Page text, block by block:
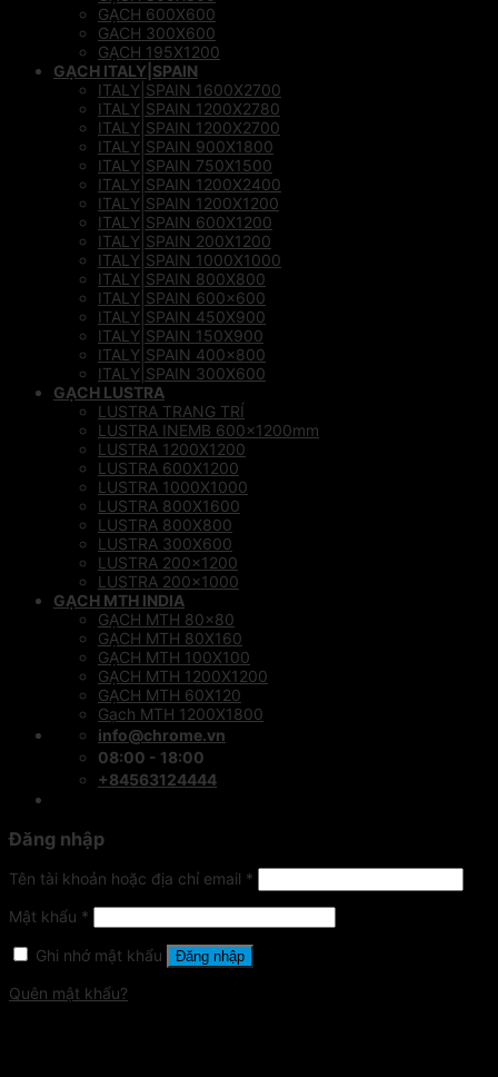
GẠCH 600X600
GACH 300X600
GẠCH 195X1200
GẠCH ITALY|SPAIN
ITALY|SPAIN 1600X2700
ITALY|SPAIN 1200X2780
ITALY|SPAIN 1200X2700
ITALY|SPAIN 900X1800
ITALY|SPAIN 750X1500
ITALY|SPAIN 1200X2400
ITALY|SPAIN 1200X1200
ITALY|SPAIN 600X1200
ITALY|SPAIN 200X1200
ITALY|SPAIN 1000X1000
ITALY|SPAIN 800X800
ITALY|SPAIN 600×600
ITALY|SPAIN 450X900
ITALY|SPAIN 150X900
ITALY|SPAIN 400×800
ITALY|SPAIN 300X600
GẠCH LUSTRA
LUSTRA TRANG TRÍ
LUSTRA INEMB 600x1200mm
LUSTRA 1200X1200
LUSTRA 600X1200
LUSTRA 1000X1000
LUSTRA 800X1600
LUSTRA 800X800
LUSTRA 300X600
LUSTRA 200×1200
LUSTRA 200×1000
GẠCH MTH INDIA
GẠCH MTH 80×80
GẠCH MTH 80X160
GẠCH MTH 100X100
GẠCH MTH 1200X1200
GẠCH MTH 60X120
Gạch MTH 1200X1800
info@chrome.vn
08:00 - 18:00
+84563124444
Đăng nhập
Tên tài khoản hoặc địa chỉ email *
Mật khẩu *
Ghi nhớ mật khẩu Đăng nhập
Quên mật khẩu?